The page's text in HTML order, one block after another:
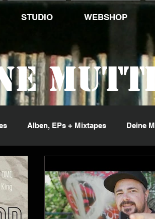
STUDIO WEBSHOP
Alben, EPs + Mixtapes Deine
Jack Flash